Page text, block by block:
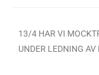
13/4 HAR VI
UNDER LEDNING